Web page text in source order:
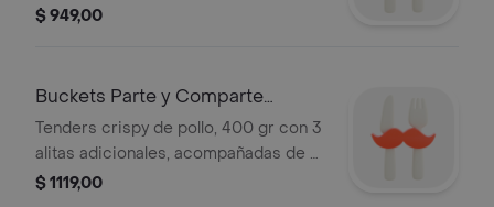
y 3 alitas de regalo.
$ 949,00
Buckets Parte y Comparte
Tender
Tenders crispy de pollo, 400 gr con 3
alitas adicionales, acompañadas de 2
guarniciones y hasta 2 salsa a elegir.
$ 1119,00